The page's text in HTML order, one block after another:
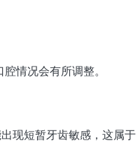
情况会有所调整。
现短暂牙齿敏感，这属于